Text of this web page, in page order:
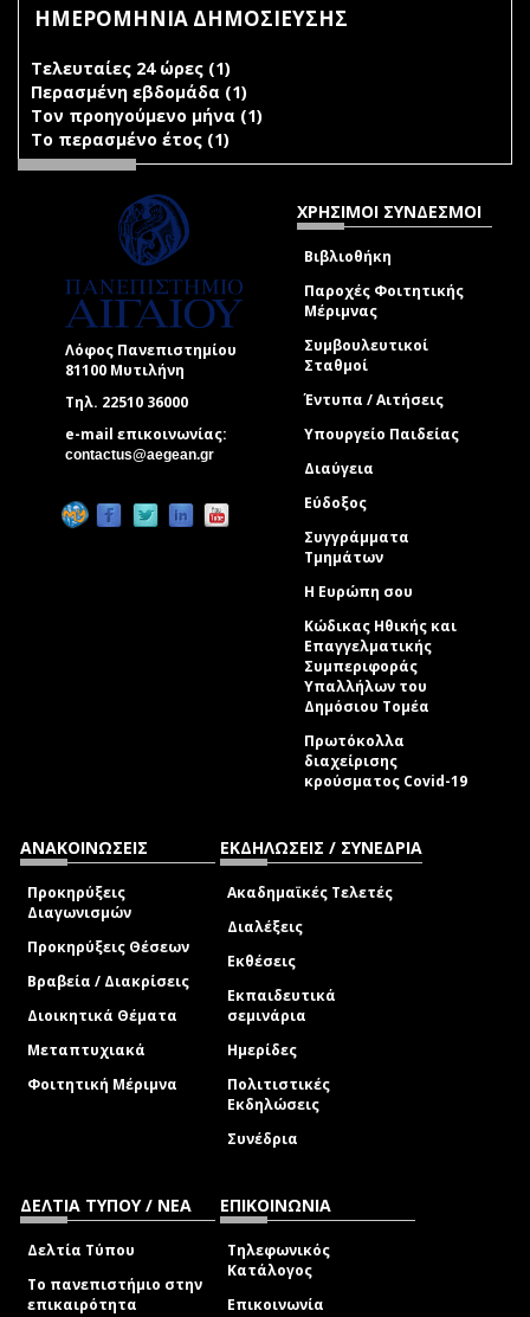
ΗΜΕΡΟΜΗΝΙΑ ΔΗΜΟΣΙΕΥΣΗΣ
Τελευταίες 24 ώρες (1)
Περασμένη εβδομάδα (1)
filter
Τον προηγούμενο μήνα (1)
Το περασμένο έτος (1)
Λόφος Πανεπιστημίου
81100 Μυτιλήνη
Τηλ. 22510 36000
e-mail επικοινωνίας:
contactus@aegean.gr
ΧΡΗΣΙΜΟΙ ΣΥΝΔΕΣΜΟΙ
Βιβλιοθήκη
Παροχές Φοιτητικής
Μέριμνας
Συμβουλευτικοί
Σταθμοί
Έντυπα / Αιτήσεις
Υπουργείο Παιδείας
Διαύγεια
Εύδοξος
Συγγράμματα
Τμημάτων
Η Ευρώπη σου
Κώδικας Ηθικής και
Επαγγελματικής
Συμπεριφοράς
Υπαλλήλων του
Δημόσιου Τομέα
Πρωτόκολλα
διαχείρισης
κρούσματος Covid-19
ΑΝΑΚΟΙΝΩΣΕΙΣ
Προκηρύξεις
Διαγωνισμών
Προκηρύξεις Θέσεων
Βραβεία / Διακρίσεις
Διοικητικά Θέματα
Μεταπτυχιακά
Φοιτητική Μέριμνα
ΕΚΔΗΛΩΣΕΙΣ / ΣΥΝΕΔΡΙΑ
Ακαδημαϊκές Τελετές
Διαλέξεις
Εκθέσεις
Εκπαιδευτικά
σεμινάρια
Ημερίδες
Πολιτιστικές
Εκδηλώσεις
Συνέδρια
ΔΕΛΤΙΑ ΤΥΠΟΥ / ΝΕΑ
Δελτία Τύπου
Το πανεπιστήμιο στην
επικαιρότητα
ΕΠΙΚΟΙΝΩΝΙΑ
Τηλεφωνικός
Κατάλογος
Επικοινωνία